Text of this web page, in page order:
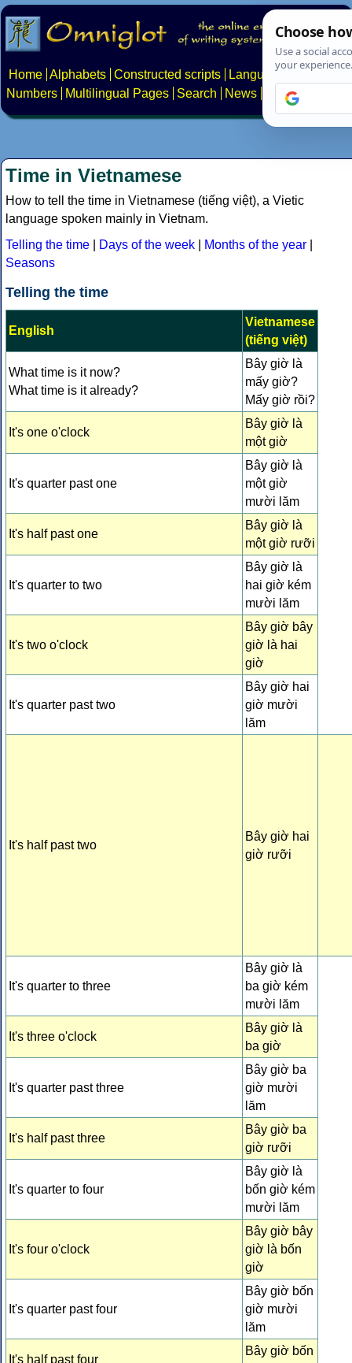
Home Alphabets Constructed scripts Languages
Phrases
Numbers
Multilingual Pages Search News About
Time in Vietnamese
How to tell the time in Vietnamese (tiếng việt), a Vietic
language spoken mainly in Vietnam.
Telling the time
Days of the week Months of the year
Seasons
Telling the time
English
Vietnamese
(tiếng việt)
What time is it now?
What time is it already?
Bây giờ là
mấy giờ?
Mấy giờ rồi?
It's one o'clock
Bây giờ là
một giờ
It's quarter past one
Bây giờ là
một giờ
mười lăm
It's half past one
Bây giờ là
một giờ rưỡi
It's quarter to two
Bây giờ là
hai giờ kém
mười lăm
It's two o'clock
Bây giờ bây
giờ là hai
giờ
It's quarter past two
Bây giờ hai
giờ mười
lăm
It's half past two
Bây giờ hai
giờ rưỡi
It's quarter to three
Bây giờ là
ba giờ kém
mười lăm
It's three o'clock
Bây giờ là
ba giờ
It's quarter past three
Bây giờ ba
giờ mười
lăm
It's half past three
Bây giờ ba
giờ rưỡi
It's quarter to four
Bây giờ là
bốn giờ kém
mười lăm
It's four o'clock
Bây giờ bây
giờ là bốn
giờ
It's quarter past four
Bây giờ bốn
giờ mười
lăm
It's half past four
Bây giờ bốn